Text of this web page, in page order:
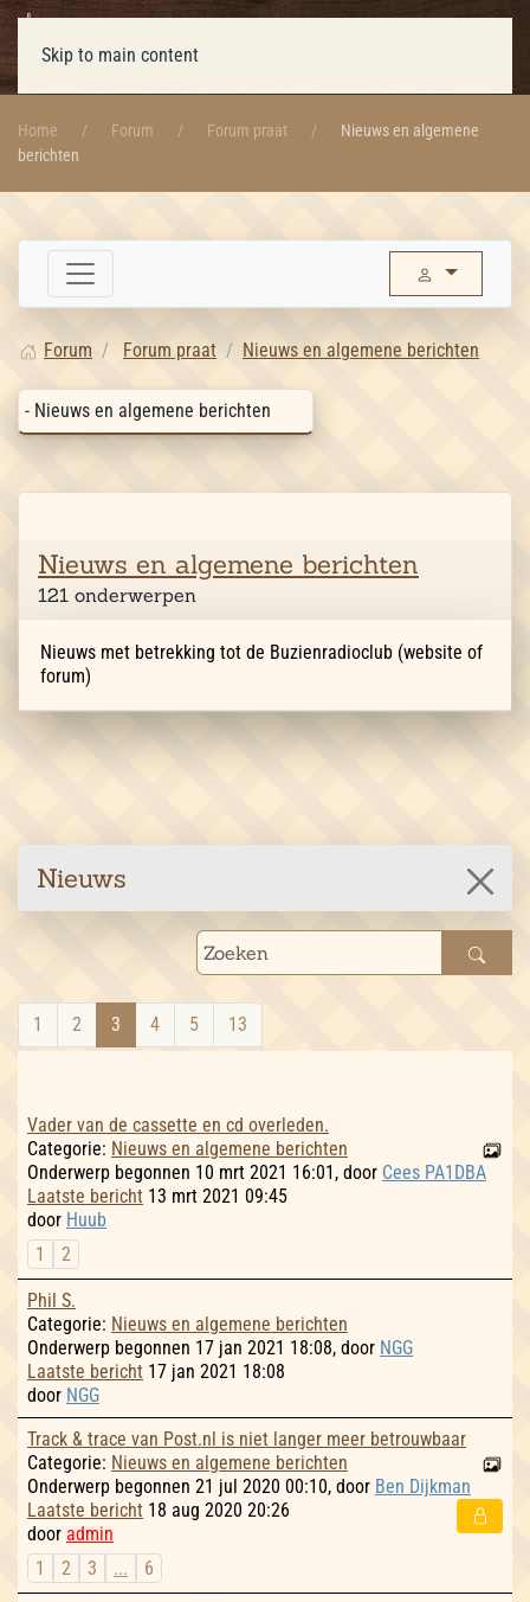
Skip to main content
Home Forum Forum praat
Nieuws en algemene
berichten
Forum Forum praat Nieuws en algemene berichten
Nieuws en algemene berichten
121 onderwerpen
Nieuws met betrekking tot de Buzienradioclub (website of
forum)
Nieuws
1 2 3 4 5 13
Vader van de cassette en cd overleden.
Categorie: Nieuws en algemene berichten
Onderwerp begonnen 10 mrt 2021 16:01, door Cees PA1DBA
Laatste bericht 13 mrt 2021 09:45
door Huub
1
2
Phil S.
Categorie: Nieuws en algemene berichten
Onderwerp begonnen 17 jan 2021 18:08, door NGG
Laatste bericht 17 jan 2021 18:08
door NGG
Track & trace van Post.nl is niet langer meer betrouwbaar
Categorie: Nieuws en algemene berichten
Onderwerp begonnen 21 jul 2020 00:10, door Ben Dijkman
Laatste bericht 18 aug 2020 20:26
door admin
1
2 3 ... 6